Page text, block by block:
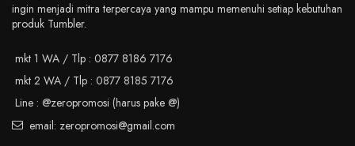
ingin menjadi mitra terpercaya yang mampu memenuhi setiap kebutuhan
produk Tumbler.
mkt 1 WA / Tlp : 0877 8186 7176
mkt 2 WA / Tlp : 0877 8185 7176
Line : @zeropromosi (harus pake @)
email: zeropromosi@gmail.com